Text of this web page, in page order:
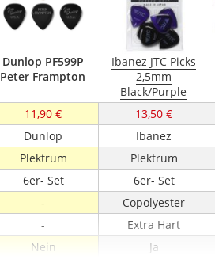
Dunlop PF599P
Peter Frampton
Ibanez JTC Picks
2,5mm
Black/Purple
11,90 €
13,50 €
Dunlop
Ibanez
Plektrum
Plektrum
6er- Set
6er- Set
-
Copolyester
-
Extra Hart
Nein
Ja